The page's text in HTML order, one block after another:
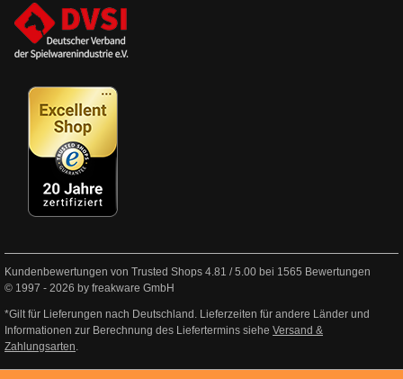
Kundenbewertungen von Trusted Shops 4.81 /5.00 bei 1565 Bewertungen
© 1997 - 2026 by freakware GmbH
*Gilt für Lieferungen nach Deutschland. Lieferzeiten für andere Länder und
Informationen zur Berechnung des Liefertermins siehe Versand &
Zahlungsarten